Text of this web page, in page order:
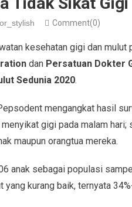
Comment(0)
kesehatan gigi dan mulut
dan Persatuan Dokter
Sedunia 2020.
mengangkat hasil
gigi pada malam
maupun orangtua mereka.
anak sebagai populasi
yang kurang baik, ternyata